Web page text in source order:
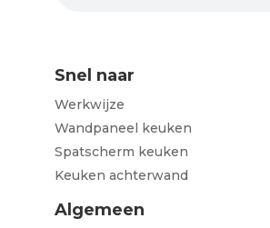
Snel naar
Werkwijze
Wandpaneel keuken
Spatscherm keuken
Keuken achterwand
Algemeen